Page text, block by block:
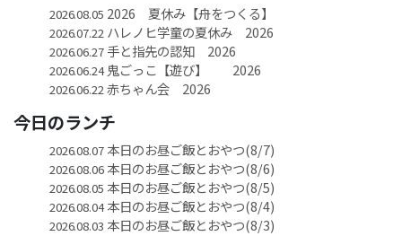
2026.08.05 2026 夏休み【舟をつくる】
2026.07.22ハレノヒ学童の夏休み 2026
2026.06.27手と指先の認知 2026
2026.06.24鬼ごっこ【遊び】 2026
2026.06.22赤ちゃん会 2026
今日のランチ
2026.08.07本日のお昼ご飯とおやつ(8/7)
2026.08.06本日のお昼ご飯とおやつ(8/6)
2026.08.05 本日のお昼ご飯とおやつ(8/5)
2026.08.04本日のお昼ご飯とおやつ(8/4)
2026.08.03 本日のお昼ご飯とおやつ(8/3)